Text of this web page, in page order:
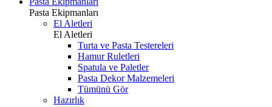
Pasta Ekipmanları
El Aletleri
El Aletleri
Turta ve Pasta Testereleri
Hamur Ruletleri
Spatula ve Paletler
Pasta Dekor Malzemeleri
Tümünü Gör
Hazırlık